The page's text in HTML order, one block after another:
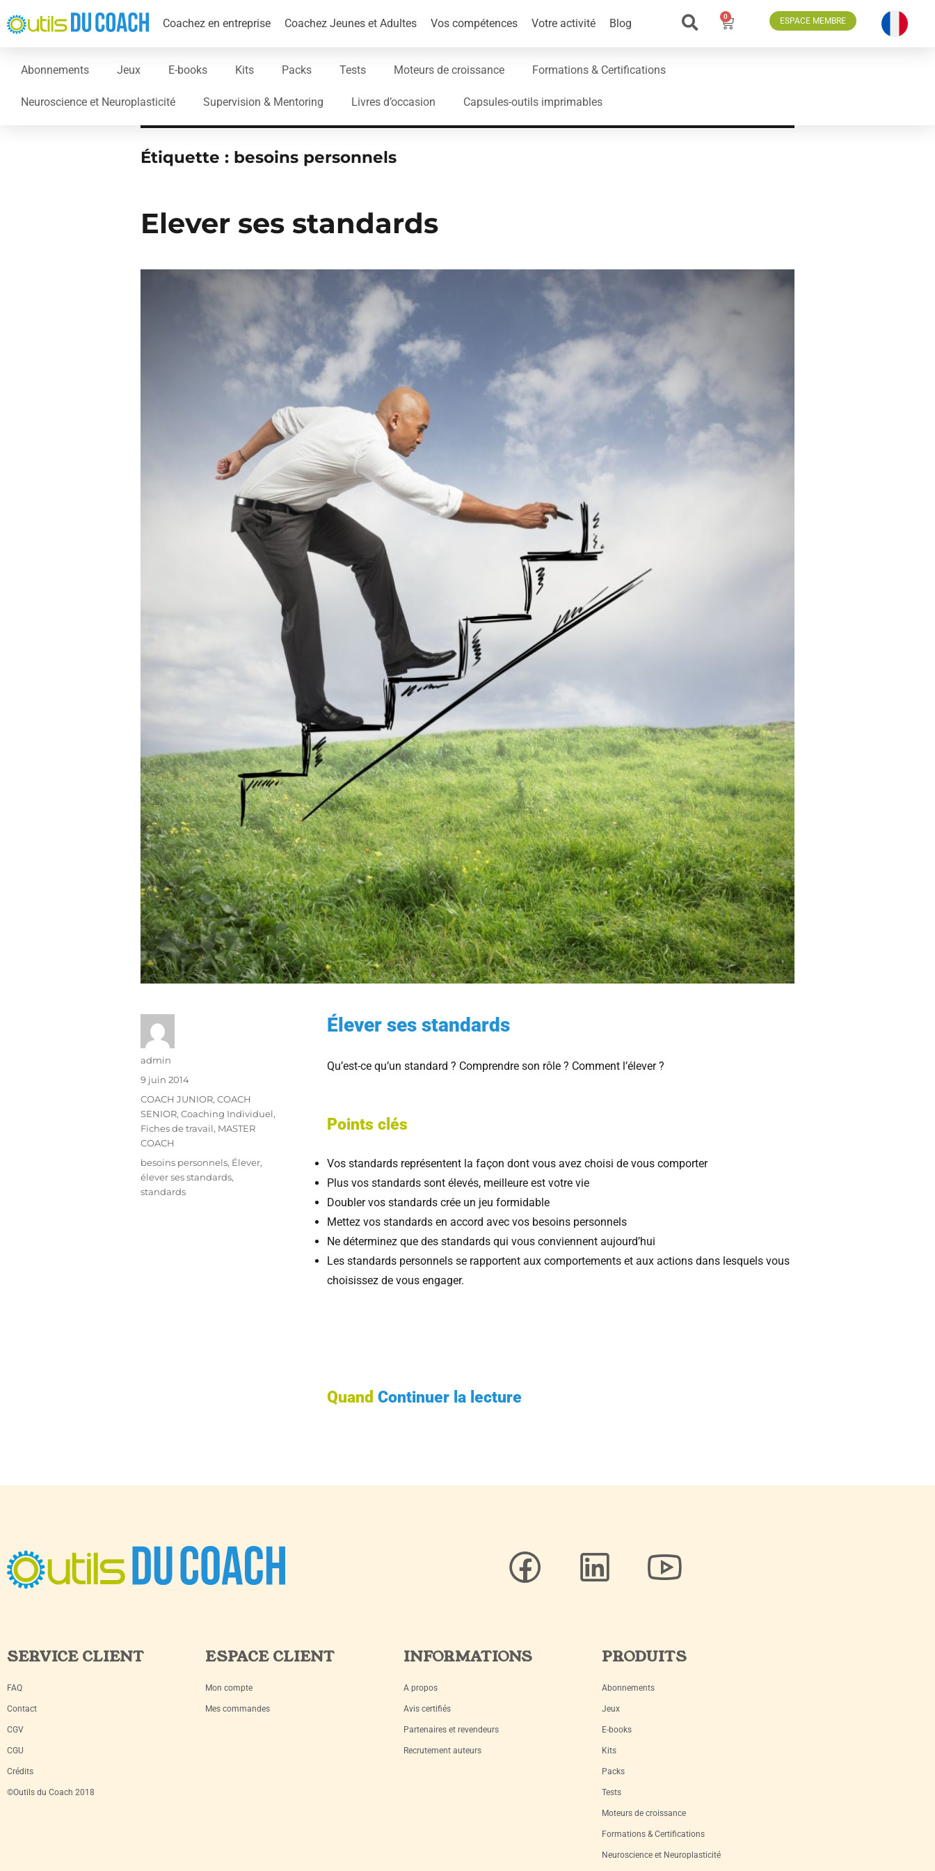
Coachez en entreprise Coachez Jeunes et Adultes Vos compétences Votre activité Blog
0 ESPACE MEMBRE
Abonnements Jeux E-books Kits Packs Tests Moteurs de croissance Formations & Certifications
Neuroscience et Neuroplasticité Supervision & Mentoring Livres d’occasion Capsules-outils imprimables
Étiquette : besoins personnels
Elever ses standards
Élever ses standards
Qu’est-ce qu’un standard ? Comprendre son rôle ? Comment l’élever ?
Points clés
Vos standards représentent la façon dont vous avez choisi de vous comporter
Plus vos standards sont élevés, meilleure est votre vie
Doubler vos standards crée un jeu formidable
Mettez vos standards en accord avec vos besoins personnels
Ne déterminez que des standards qui vous conviennent aujourd’hui
Les standards personnels se rapportent aux comportements et aux actions dans lesquels vous
choisissez de vous engager.
QuandContinuer la lecture
admin
9 juin 2014
COACH JUNIOR, COACH
SENIOR, Coaching Individuel,
Fiches de travail, MASTER
COACH
besoins personnels, Élever,
élever ses standards,
standards
SERVICE CLIENT
FAQ
Contact
CGV
CGU
Crédits
©Outils du Coach 2018
ESPACE CLIENT
Mon compte
Mes commandes
INFORMATIONS
A propos
Avis certifiés
Partenaires et revendeurs
Recrutement auteurs
PRODUITS
Abonnements
Jeux
E-books
Kits
Packs
Tests
Moteurs de croissance
Formations & Certifications
Neuroscience et Neuroplasticité